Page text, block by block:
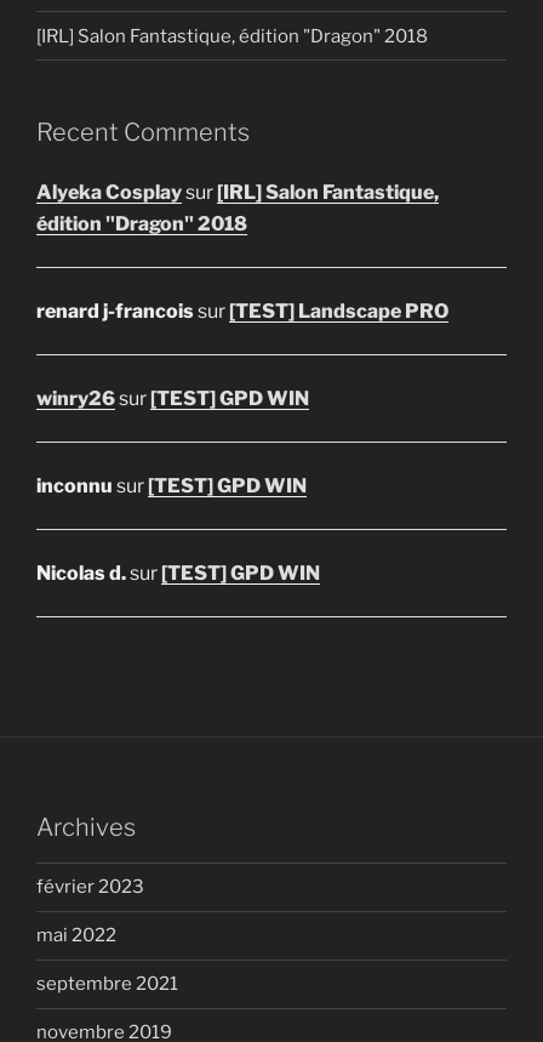
[IRL] Salon Fantastique, édition "Dragon" 2018
Recent Comments
Alyeka Cosplaysur[IRL] Salon Fantastique,
édition "Dragon" 2018
renard j-francoissur[TEST] Landscape PRO
winry26sur[TEST] GPD WIN
inconnu sur[TEST] GPD WIN
Nicolas d.sur[TEST] GPD WIN
Archives
février 2023
mai 2022
septembre 2021
novembre 2019